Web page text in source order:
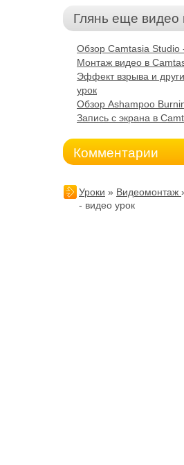
Глянь еще видео
Обзор Camtasia Studio
Монтаж видео в
Эффект взрыва и
урок
Обзор Ashampoo
Запись с экрана в
Комментарии
Уроки » Видеомонтаж
- видео урок